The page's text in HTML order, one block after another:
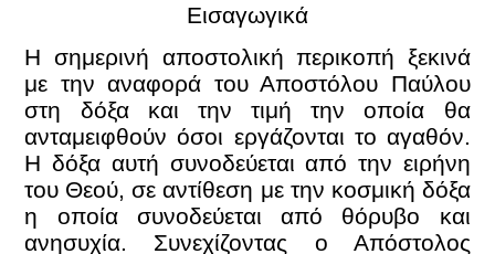
Εισαγωγικά
Η σημερινή αποστολική περικοπή ξεκινά
με την αναφορά του Αποστόλου Παύλου
στη δόξα και την τιμή την οποία θα
ανταμειφθούν όσοι εργάζονται το αγαθόν.
Η δόξα αυτή συνοδεύεται από την ειρήνη
του Θεού, σε αντίθεση με την κοσμική δόξα
η οποία συνοδεύεται από θόρυβο και
ανησυχία. Συνεχίζοντας ο Απόστολος